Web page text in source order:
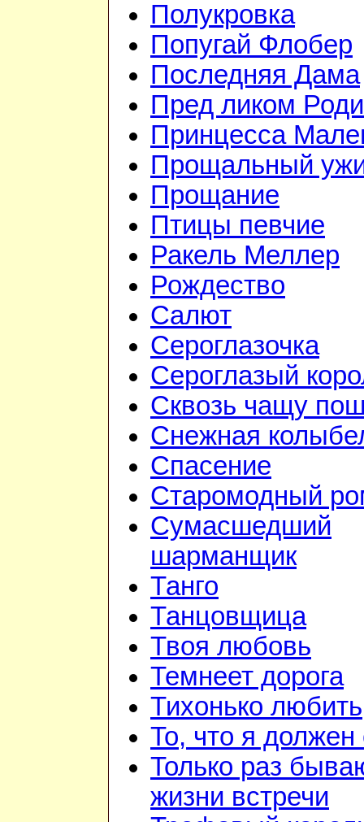
Полукровка
Попугай Флобер
Последняя Дама
Пред ликом
Принцесса
Прощальный
Прощание
Птицы певчие
Ракель Меллер
Рождество
Салют
Сероглазочка
Сероглазый
Сквозь чащу
Снежная
Спасение
Старомодный
Сумасшедший
шарманщик
Танго
Танцовщица
Твоя любовь
Темнеет дорога
Тихонько любить
То, что я должен
Только раз
жизни встречи